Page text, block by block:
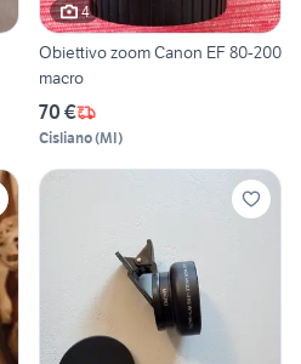
4
Obiettivo zoom Canon EF 80-200
macro
70 €
Cisliano(MI)